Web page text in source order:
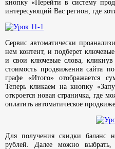
кнопку «Перейти в систему
интересующий Вас регион, где
Сервис автоматически
нем контент, и подберет
и свои ключевые слова,
стоимость продвижения сайта
графе «Итого» отображается
Теперь кликаем на кнопку
откроется новая страничка, где
оплатить автоматическое
Для получения скидки
рублей. Далее можно выбрать,